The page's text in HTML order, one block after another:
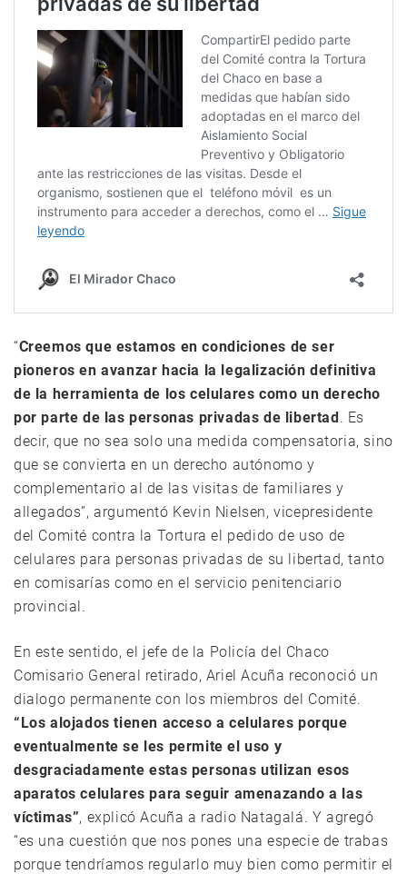
“Creemos que estamos en condiciones de ser
pioneros en avanzar hacia la legalización definitiva
de la herramienta de los celulares como un derecho
por parte de las personas privadas de libertad. Es
decir, que no sea solo una medida compensatoria, sino
que se convierta en un derecho autónomo y
complementario al de las visitas de familiares y
allegados”, argumentó Kevin Nielsen, vicepresidente
del Comité contra la Tortura el pedido de uso de
celulares para personas privadas de su libertad, tanto
en comisarías como en el servicio penitenciario
provincial.
En este sentido, el jefe de la Policía del Chaco
Comisario General retirado, Ariel Acuña reconoció un
dialogo permanente con los miembros del Comité.
“Los alojados tienen acceso a celulares porque
eventualmente se les permite el uso y
desgraciadamente estas personas utilizan esos
aparatos celulares para seguir amenazando a las
víctimas”, explicó Acuña a radio Natagalá. Y agregó
“es una cuestión que nos pones una especie de trabas
porque tendríamos regularlo muy bien como permitir el